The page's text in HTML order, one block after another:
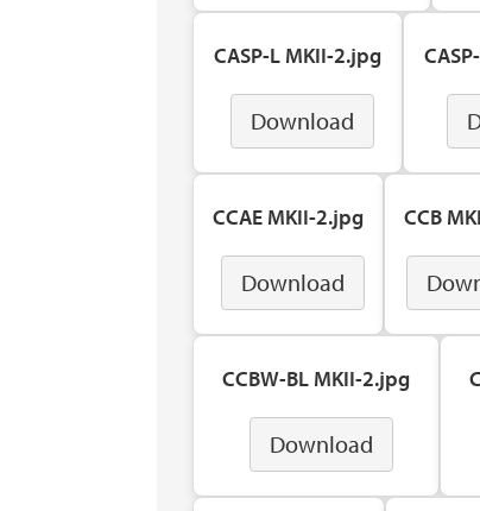
CASP-L MKII-2.jpg
Download
CCAE MKII-2.jpg
Download
CCB
CCBW-BL MKII-2.jpg
Download